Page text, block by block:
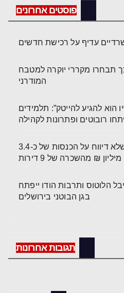
פוסטים אחרונים
עדיף על רכישת חדשים
תבחרו מקררי יוקרה למטבח
המודרני
הוא להגיע להייטק”: תלמידים
רובוטים ופתרונות לקהילה
תושב ירושלים חשוד שלא דיווח על הכנסות של כ-3.4
מיליון ₪ מהשכרה של 9 דירות
הלוטוס ותרבות הודו ייפתח
בגן הבוטני בירושלים
תגובות אחרונות